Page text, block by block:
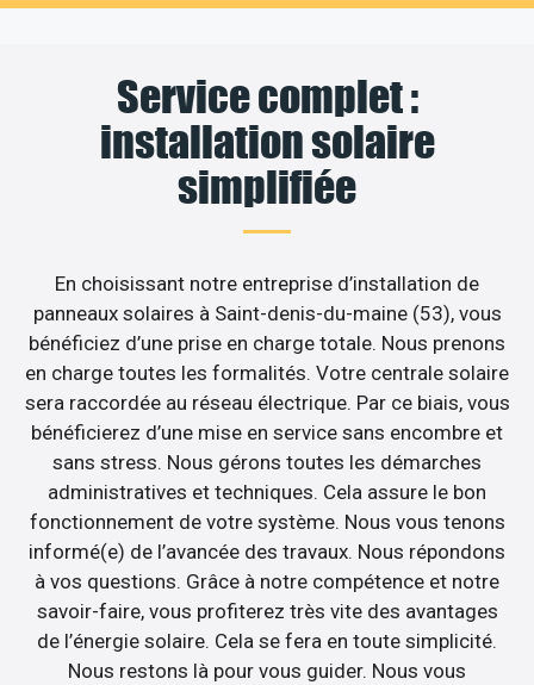
Service complet :
installation solaire
simplifiée
En choisissant notre entreprise d’installation de
panneaux solaires à Saint-denis-du-maine (53), vous
bénéficiez d’une prise en charge totale. Nous prenons
en charge toutes les formalités. Votre centrale solaire
sera raccordée au réseau électrique. Par ce biais, vous
bénéficierez d’une mise en service sans encombre et
sans stress. Nous gérons toutes les démarches
administratives et techniques. Cela assure le bon
fonctionnement de votre système. Nous vous tenons
informé(e) de l’avancée des travaux. Nous répondons
à vos questions. Grâce à notre compétence et notre
savoir-faire, vous profiterez très vite des avantages
de l’énergie solaire. Cela se fera en toute simplicité.
Nous restons là pour vous guider. Nous vous